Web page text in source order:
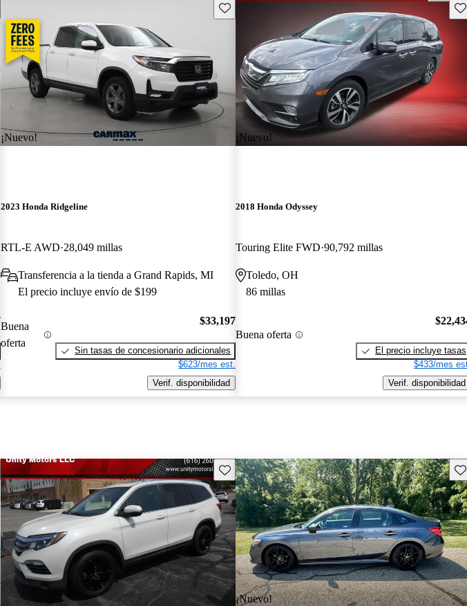
este Aviso
¡Nuevo!
Guarda este Aviso
2023 Honda Ridgeline
RTL-E AWD 28,049 millas
Transferencia a la tienda a Grand Rapids, MI
El precio incluye envío de $199
Buena
oferta
$33,197
Sin tasas de concesionario adicionales
$623/mes est.
Verif. disponibilidad
¡Nuevo!
2018 Honda Odyssey
Touring Elite FWD 90,792 millas
Toledo, OH
86 millas
Buena oferta
El precio incluye tasas
$433/mes
Verif. disponibilidad
este Aviso Guarda este Aviso
¡Nuevo!